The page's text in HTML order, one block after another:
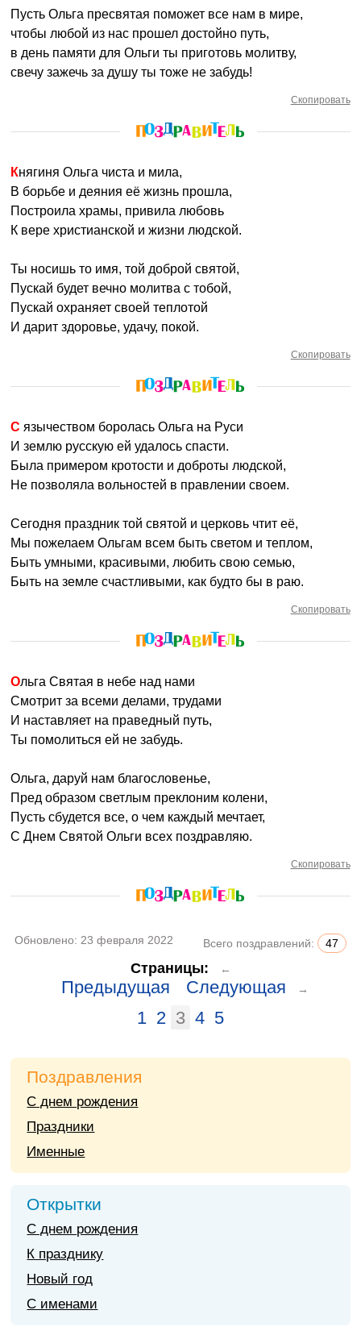
Пусть Ольга пресвятая поможет все нам в мире,
чтобы любой из нас прошел достойно путь,
в день памяти для Ольги ты приготовь молитву,
свечу зажечь за душу ты тоже не забудь!
Скопировать
Княгиня Ольга чиста и мила,
В борьбе и деяния её жизнь прошла,
Построила храмы, привила любовь
К вере христианской и жизни людской.
Ты носишь то имя, той доброй святой,
Пускай будет вечно молитва с тобой,
Пускай охраняет своей теплотой
И дарит здоровье, удачу, покой.
Скопировать
С язычеством боролась Ольга на Руси
И землю русскую ей удалось спасти.
Была примером кротости и доброты людской,
Не позволяла вольностей в правлении своем.
Сегодня праздник той святой и церковь чтит её,
Мы пожелаем Ольгам всем быть светом и теплом,
Быть умными, красивыми, любить свою семью,
Быть на земле счастливыми, как будто бы в раю.
Скопировать
Ольга Святая в небе над нами
Смотрит за всеми делами, трудами
И наставляет на праведный путь,
Ты помолиться ей не забудь.
Ольга, даруй нам благословенье,
Пред образом светлым преклоним колени,
Пусть сбудется все, о чем каждый мечтает,
С Днем Святой Ольги всех поздравляю.
Скопировать
Обновлено: 23 февраля 2022 Всего поздравлений: 47
Страницы: ←
Предыдущая Следующая →
1 2 3 4 5
Поздравления
С днем рождения
Праздники
Именные
Открытки
С днем рождения
К празднику
Новый год
С именами